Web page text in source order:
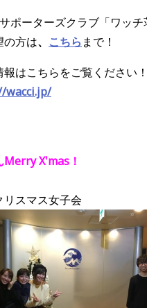
ポーターズクラブ「ワッチ
の方は、 こちら まで！
はこちらをご覧ください！
Merry X'mas！
リスマス女子会